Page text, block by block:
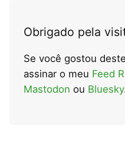
Obrigado pela
Se você gostou
assinar o meu Feed
Mastodon ou Bluesky